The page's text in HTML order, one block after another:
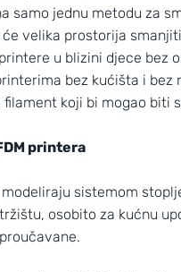
samo jednu metodu za
velika prostorija
u blizini djece bez
bez kućišta i
koji bi mogao biti
printera
sistemom
osobito za kućnu